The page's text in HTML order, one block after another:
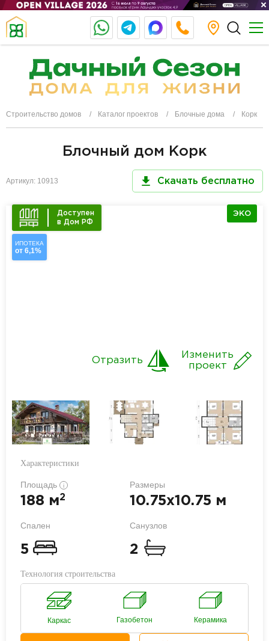
Строительство домов Каталог проектов Блочные дома Корк
Блочный дом Корк
Артикул: 10913 Скачать бесплатно
Доступен
в Дом РФ
ИПОТЕКА
от 6,1%
ЭКО
Изменить
проект
Отразить
Характеристики
Площадь i
188 м2
Размеры
10.75x10.75 м
Спален
5
Санузлов
2
Технология строительства
Каркас Газобетон Керамика